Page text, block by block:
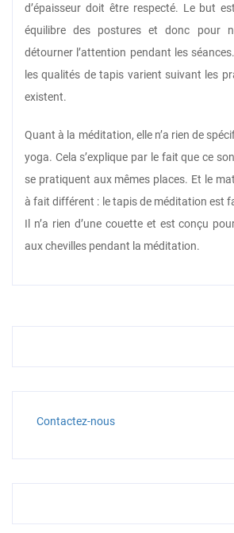
d’épaisseur doit être respecté. Le but
équilibre des postures et donc pour
détourner l’attention pendant les
les qualités de tapis varient suivant les
existent.
Quant à la méditation, elle n’a rien de
yoga. Cela s’explique par le fait que ce
se pratiquent aux mêmes places. Et le
à fait différent : le tapis de méditation est
Il n’a rien d’une couette et est conçu
aux chevilles pendant la méditation.
Contactez-nous